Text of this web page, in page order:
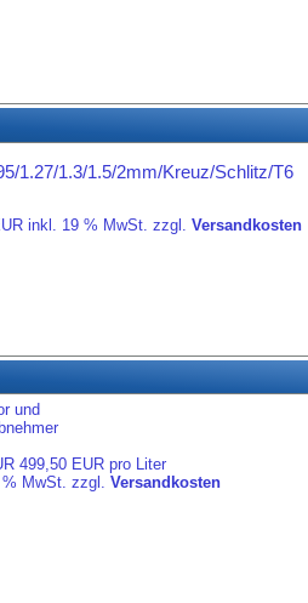
1.27/1.3/1.5/2mm/Kreuz/Schlitz/T6
inkl. 19 % MwSt. zzgl.Versandkosten
und
499,50 EUR pro Liter
% MwSt. zzgl.Versandkosten